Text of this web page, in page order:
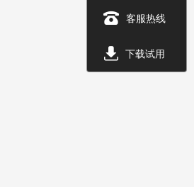
 客服热线
 下载试用